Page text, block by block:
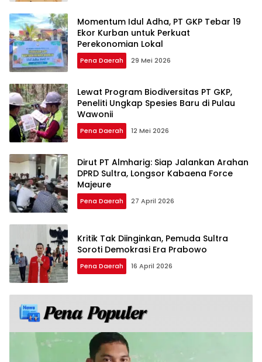
Momentum Idul Adha, PT GKP Tebar 19
Ekor Kurban untuk Perkuat
Perekonomian Lokal
Pena Daerah 29 Mei 2026
Lewat Program Biodiversitas PT GKP,
Peneliti Ungkap Spesies Baru di Pulau
Wawonii
Pena Daerah 12 Mei 2026
Dirut PT Almharig: Siap Jalankan Arahan
DPRD Sultra, Longsor Kabaena Force
Majeure
Pena Daerah 27 April 2026
Kritik Tak Diinginkan, Pemuda Sultra
Soroti Demokrasi Era Prabowo
Pena Daerah 16 April 2026